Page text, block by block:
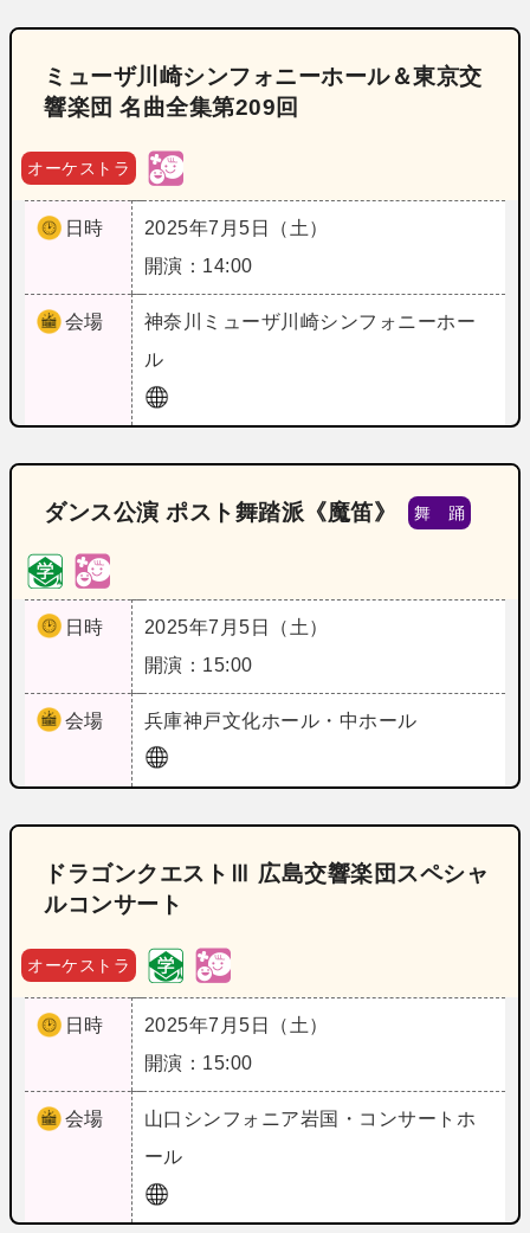
ミューザ川崎シンフォニーホール＆東京交
響楽団 名曲全集第209回
オーケストラ
日時
2025年7月5日（土）
開演：14:00
会場 神奈川
ミューザ川崎シンフォニーホー
ル
ダンス公演 ポスト舞踏派《魔笛》 舞 踊
日時
2025年7月5日（土）
開演：15:00
会場 兵庫神戸文化ホール・中ホール
ドラゴンクエストⅢ 広島交響楽団スペシャ
ルコンサート
オーケストラ
日時
2025年7月5日（土）
開演：15:00
会場 山口 シンフォニア岩国・コンサートホ
ール